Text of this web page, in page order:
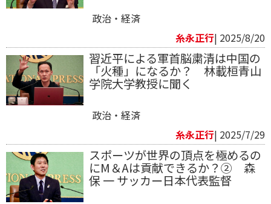
政治・経済
糸永正行| 2025/8/20
習近平による軍首脳粛清は中国の
「火種」になるか？ 林載桓青山
学院大学教授に聞く
政治・経済
糸永正行| 2025/7/29
スポーツが世界の頂点を極めるの
にM＆Aは貢献できるか？② 森
保 一 サッカー日本代表監督